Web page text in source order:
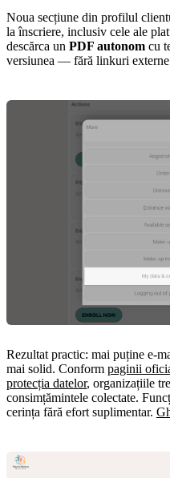
Noua secțiune din profilul
la înscriere, inclusiv cele ale
descărca un PDF autonom cu
versiunea — fără linkuri externe
Rezultat practic: mai puține e-
mai solid. Conform paginii
protecția datelor, organizațiile
consimțămintele colectate.
cerința fără efort suplimentar.